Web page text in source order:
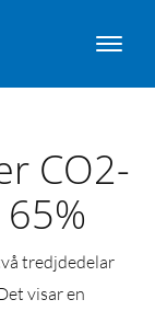
CO2-
tredjdedelar
visar en